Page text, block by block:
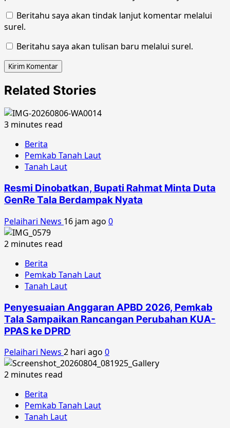
Beritahu saya akan tindak lanjut komentar melalui
surel.
Beritahu saya akan tulisan baru melalui surel.
Related Stories
3 minutes read
Berita
Pemkab Tanah Laut
Tanah Laut
Resmi Dinobatkan, Bupati Rahmat Minta Duta
GenRe Tala Berdampak Nyata
Pelaihari News 16 jam ago 0
2 minutes read
Berita
Pemkab Tanah Laut
Tanah Laut
Penyesuaian Anggaran APBD 2026, Pemkab
Tala Sampaikan Rancangan Perubahan KUA-
PPAS ke DPRD
Pelaihari News 2 hari ago 0
2 minutes read
Berita
Pemkab Tanah Laut
Tanah Laut